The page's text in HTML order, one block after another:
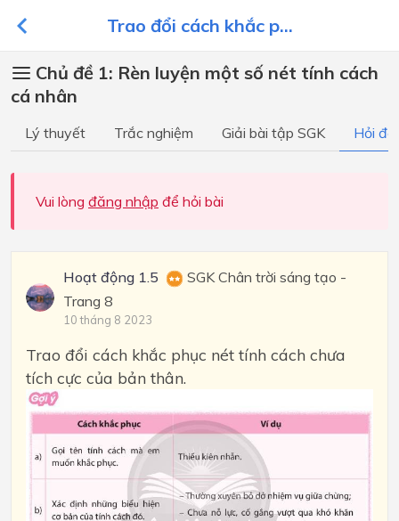
Trao đổi cách khắc p...
Chủ đề 1: Rèn luyện một số nét tính cách
cá nhân
Lý thuyết Trắc nghiệm Giải bài tập SGK Hỏi
Vui lòng đăng nhập để hỏi bài
Hoạt động 1.5
SGK Chân trời sáng tạo -
Trang 8
10 tháng 8 2023
Trao đổi cách khắc phục nét tính cách chưa
tích cực của bản thân.